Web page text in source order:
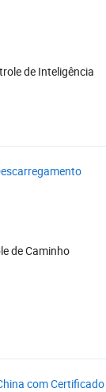
de Inteligência
de Caminho
com Certificado